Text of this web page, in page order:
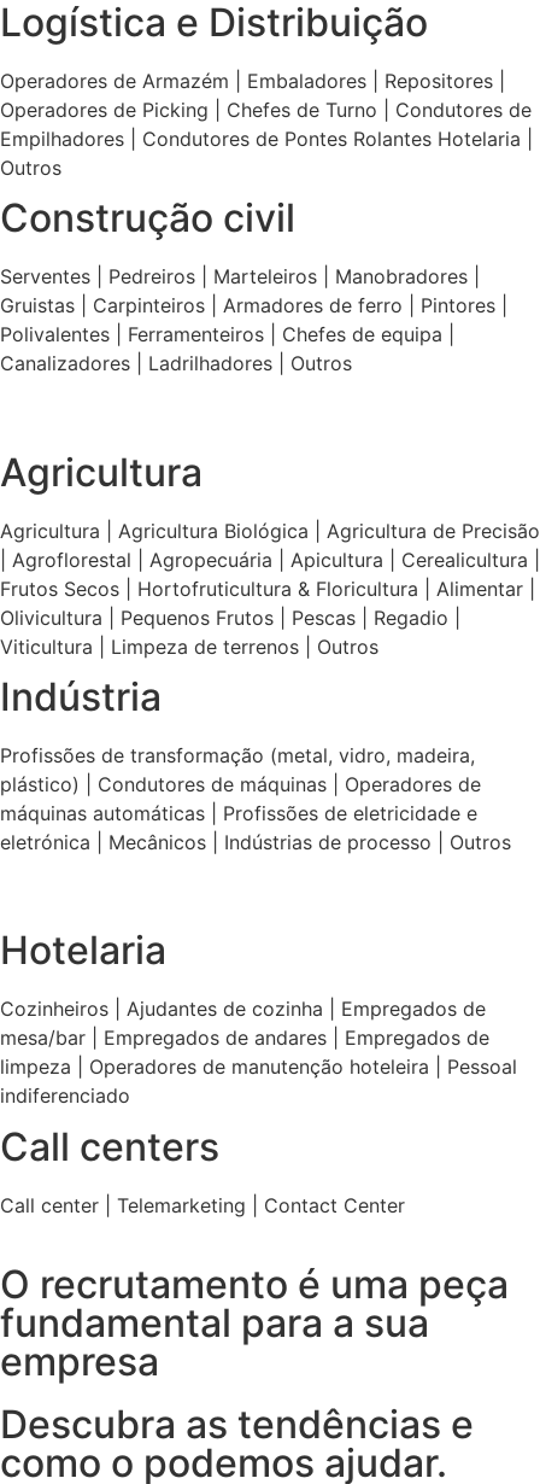
Logística e Distribuição
Operadores de Armazém | Embaladores | Repositores |
Operadores de Picking | Chefes de Turno | Condutores de
Empilhadores | Condutores de Pontes Rolantes Hotelaria |
Outros
Construção civil
Serventes | Pedreiros | Marteleiros | Manobradores |
Gruistas | Carpinteiros | Armadores de ferro | Pintores |
Polivalentes | Ferramenteiros | Chefes de equipa |
Canalizadores | Ladrilhadores | Outros
Agricultura
Agricultura | Agricultura Biológica | Agricultura de Precisão
| Agroflorestal | Agropecuária | Apicultura | Cerealicultura |
Frutos Secos | Hortofruticultura & Floricultura | Alimentar |
Olivicultura | Pequenos Frutos | Pescas | Regadio |
Viticultura | Limpeza de terrenos | Outros
Indústria
Profissões de transformação (metal, vidro, madeira,
plástico) | Condutores de máquinas | Operadores de
máquinas automáticas | Profissões de eletricidade e
eletrónica | Mecânicos | Indústrias de processo | Outros
Hotelaria
Cozinheiros | Ajudantes de cozinha | Empregados de
mesa/bar | Empregados de andares | Empregados de
limpeza | Operadores de manutenção hoteleira | Pessoal
indiferenciado
Call centers
Call center | Telemarketing | Contact Center
O recrutamento é uma peça
fundamental para a sua
empresa
Descubra as tendências e
como o podemos ajudar.